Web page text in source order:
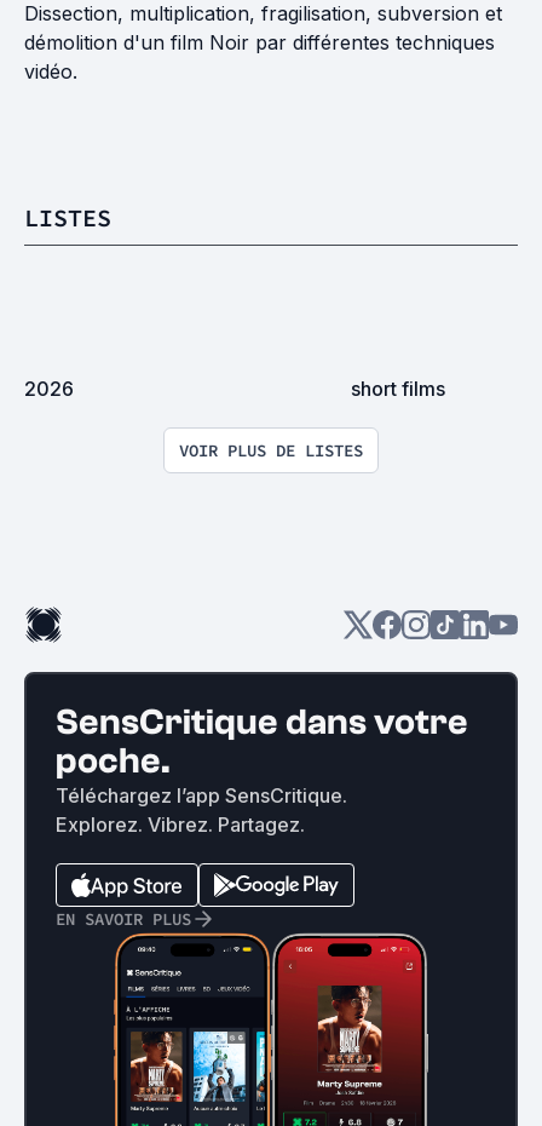
Dissection, multiplication, fragilisation, subversion et
démolition d'un film Noir par différentes techniques
vidéo.
LISTES
2026 short films
VOIR PLUS DE LISTES
SensCritique dans votre
poche.
Téléchargez l’app SensCritique.
Explorez. Vibrez. Partagez.
EN SAVOIR PLUS